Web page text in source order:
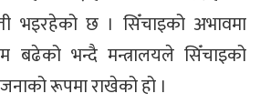
भइरहेको छ । सिँचाइको अभावमा
बढेको भन्दै मन्त्रालयले सिँचाइको
रूपमा राखेको हो ।